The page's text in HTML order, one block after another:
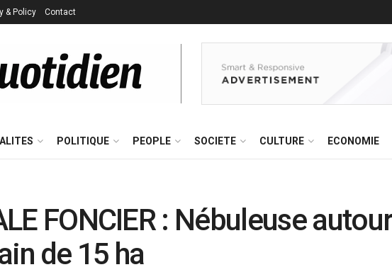
& Policy Contact
POLITIQUE PEOPLE SOCIETE CULTURE ECONOMIE
FONCIER : Nébuleuse autour
de 15 ha